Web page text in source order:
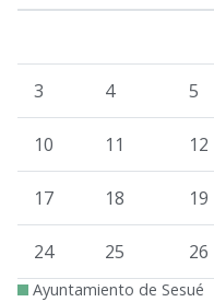
3 4 5
10 11 12
17 18 19
24 25 26
Ayuntamiento de Sesué